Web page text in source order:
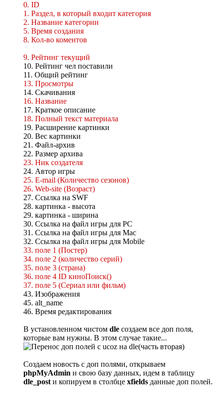
0. ID
1. Раздел, в который входит категория
2. Название категории
5. Время создания
8. Кол-во коментов
9. Рейтинг текущий
10. Рейтинг чел поставили
11. Общий рейтинг
13. Просмотры
14. Скачивания
16. Название
17. Краткое описание
18. Полный текст материала
19. Расширение картинки
20. Вес картинки
21. Файл-архив
22. Размер архива
23. Ник создателя
24. Автор игры
25. E-mail (Количество сезонов)
26. Web-site (Возраст)
27. Ссылка на SWF
28. картинка - высота
29. картинка - ширина
30. Ссылка на файл игры для PC
31. Ссылка на файл игры для Mac
32. Ссылка на файл игры для Mobile
33. поле 1 (Постер)
34. поле 2 (количество серий)
35. поле 3 (страна)
36. поле 4 ID киноПоиск()
37. поле 5 (Сериал или фильм)
43. Изображения
45. alt_name
46. Время редактирования
В установленном чистом dle создаем все доп поля,
которые вам нужны. В этом случае такие...
Создаем новость с доп полями, открываем
phpMyAdmin и свою базу данных, идем в таблицу
dle_postи копируем в столбце xfields данные доп полей.